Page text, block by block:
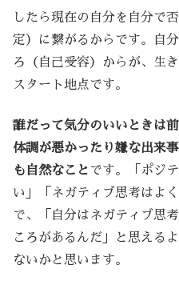
したら現在の自分を自分で
定）に繋がるからです。自
ろ（自己受容）からが、生
スタート地点です。
誰だって気分のいいときは
体調が悪かったり嫌な出来
も自然なことです。「ポジ
い」「ネガティブ思考はよ
で、「自分はネガティブ思
ころがあるんだ」と思える
ないかと思います。